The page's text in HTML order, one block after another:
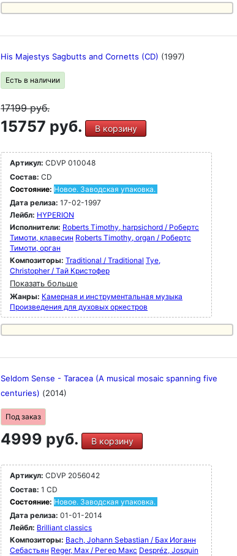
His Majestys Sagbutts and Cornetts (CD) (1997)
Есть в наличии
17199руб.
15757 руб. В корзину
Артикул: CDVP 010048
Состав: CD
Состояние: Новое. Заводская упаковка.
Дата релиза: 17-02-1997
Лейбл: HYPERION
Исполнители: Roberts Timothy, harpsichord / Робертс
Тимоти, клавесин Roberts Timothy, organ / Робертс
Тимоти, орган
Композиторы: Traditional / Traditional Tye,
Christopher / Тай Кристофер
Показать больше
Жанры: Камерная и инструментальная музыка
Произведения для духовых оркестров
Seldom Sense - Taracea (A musical mosaic spanning five
centuries) (2014)
Под заказ
4999 руб. В корзину
Артикул: CDVP 2056042
Состав: 1 CD
Состояние: Новое. Заводская упаковка.
Дата релиза: 01-01-2014
Лейбл: Brilliant classics
Композиторы: Bach, Johann Sebastian / Бах Иоганн
Себастьян Reger, Max / Регер Макс Despréz, Josquin